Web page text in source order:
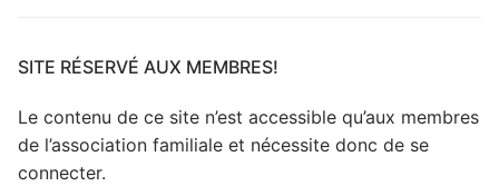
site
SITE RÉSERVÉ AUX MEMBRES!
Le contenu de ce site n’est accessible qu’aux membres
de l’association familiale et nécessite donc de se
connecter.